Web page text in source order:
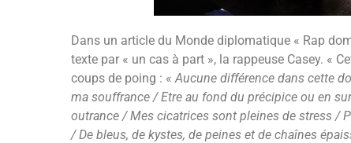
Dans un article du Monde diplomatique « Rap
texte par « un cas à part », la rappeuse Casey. «
coups de poing : «Aucune différence dans cette
ma souffrance / Etre au fond du précipice ou en
outrance / Mes cicatrices sont pleines de stress /
/ De bleus, de kystes, de peines et de chaînes